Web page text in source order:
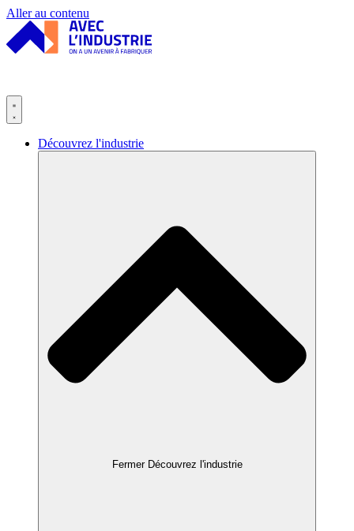
Panneau de gestion des cookies
Aller au contenu
Découvrez l'industrie
Fermer Découvrez l'industrie